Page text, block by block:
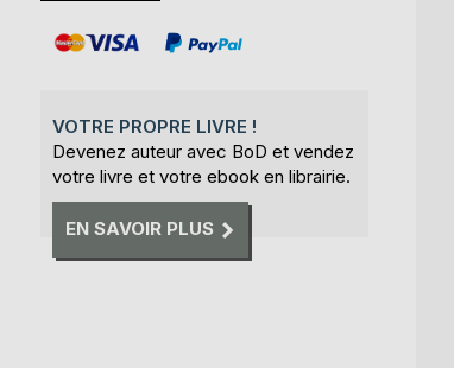
VOTRE PROPRE LIVRE !
Devenez auteur avec BoD et vendez
votre livre et votre ebook en librairie.
EN SAVOIR PLUS